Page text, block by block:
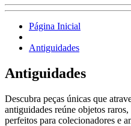
Página Inicial
Antiguidades
Antiguidades
Descubra peças únicas que
antiguidades reúne objetos
perfeitos para colecionadores e